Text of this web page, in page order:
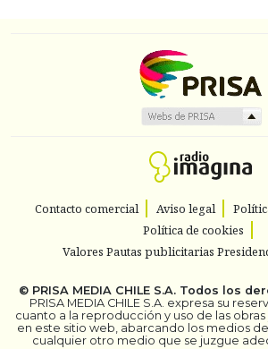
Contacto comercial Aviso legal
Política de cookies
Valores Pautas publicitarias
© PRISA MEDIA CHILE S.A. Todos los
PRISA MEDIA CHILE S.A. expresa su
cuanto a la reproducción y uso de las
en este sitio web, abarcando los medios
cualquier otro medio que se juzgue